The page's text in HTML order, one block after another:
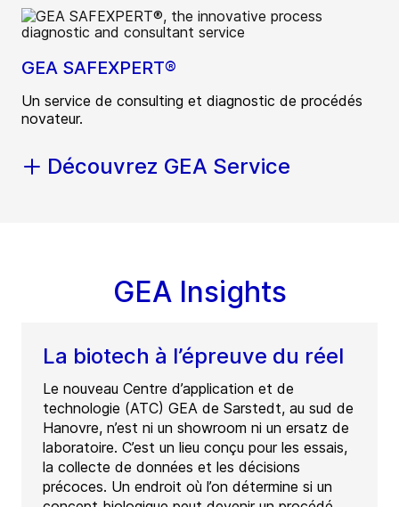
GEA SAFEXPERT®
Un service de consulting et diagnostic de procédés
novateur.
Découvrez GEA Service
GEA Insights
La biotech à l’épreuve du réel
Le nouveau Centre d’application et de
technologie (ATC) GEA de Sarstedt, au sud de
Hanovre, n’est ni un showroom ni un ersatz de
laboratoire. C’est un lieu conçu pour les essais,
la collecte de données et les décisions
précoces. Un endroit où l’on détermine si un